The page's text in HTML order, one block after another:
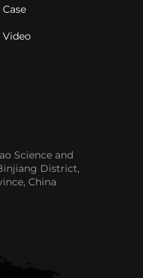
Case
Video
Science and
District,
China